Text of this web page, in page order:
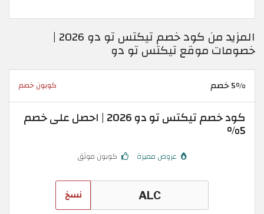
المزيد من كود خصم تيكتس تو دو 2026 |
خصومات موقع تيكتس تو دو
5% خصم كوبون خصم
كود خصم تيكتس تو دو 2026 | احصل على خصم
5%
عروض مميزة كوبون موثق
نسخ